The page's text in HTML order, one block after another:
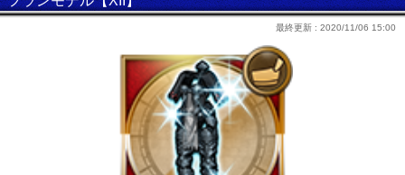
最終更新 : 2020/11/06 15:00